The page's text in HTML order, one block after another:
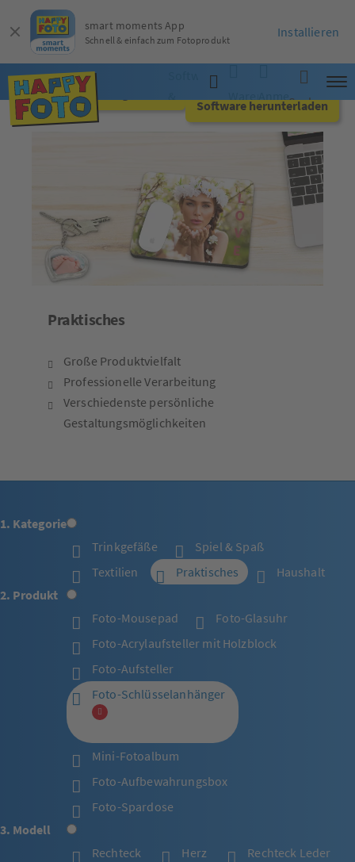
Software
App
WarenkorbAnmelden
Suche
Praktisches
Große Produktvielfalt
Professionelle Verarbeitung
Verschiedenste persönliche
Gestaltungsmöglichkeiten
1. Kategorie
Trinkgefäße
Spiel & Spaß
Textilien
Praktisches
Haushalt
2. Produkt
Foto-Mousepad
Foto-Glasuhr
Foto-Acrylaufsteller mit Holzblock
Foto-Aufsteller
Foto-Schlüsselanhänger
Mini-Fotoalbum
Foto-Aufbewahrungsbox
Foto-Spardose
3. Modell
Rechteck
Herz Rechteck Leder
Jetzt online gestalten
Software herunterladen
smart moments App
Schnell & einfach zum Fotoprodukt
Installieren